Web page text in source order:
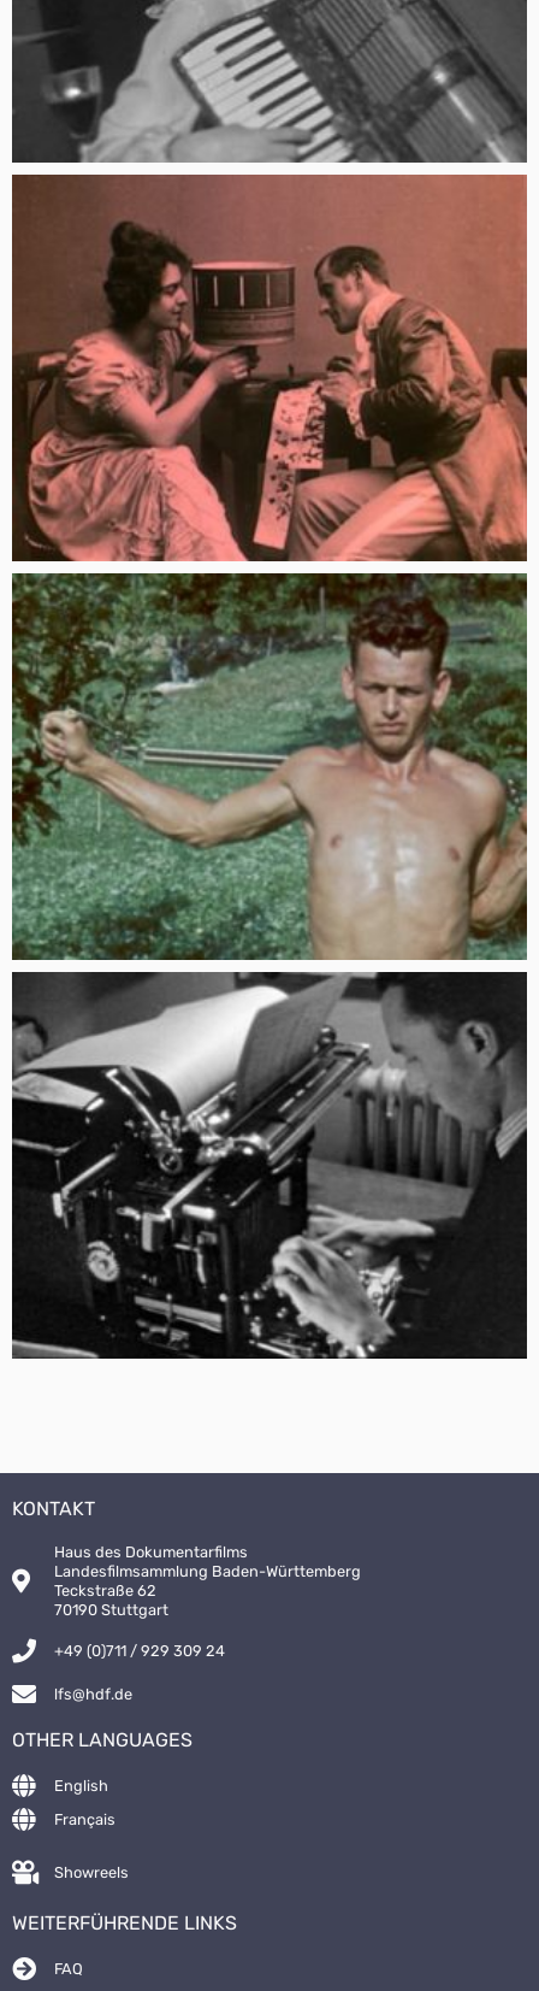
KONTAKT
Haus des Dokumentarfilms
Landesfilmsammlung Baden-Württemberg
Teckstraße 62
70190 Stuttgart
+49 (0)711 / 929 309 24
lfs@hdf.de
OTHER LANGUAGES
English
Français
Showreels
WEITERFÜHRENDE LINKS
FAQ